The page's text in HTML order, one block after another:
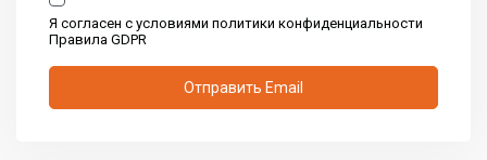
Я согласен с условиями политики конфиденциальности
Правила GDPR